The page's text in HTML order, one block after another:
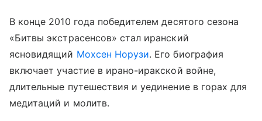
В конце 2010 года победителем десятого сезона
«Битвы экстрасенсов» стал иранский
ясновидящий Мохсен Норузи. Его биография
включает участие в ирано-иракской войне,
длительные путешествия и уединение в горах для
медитаций и молитв.